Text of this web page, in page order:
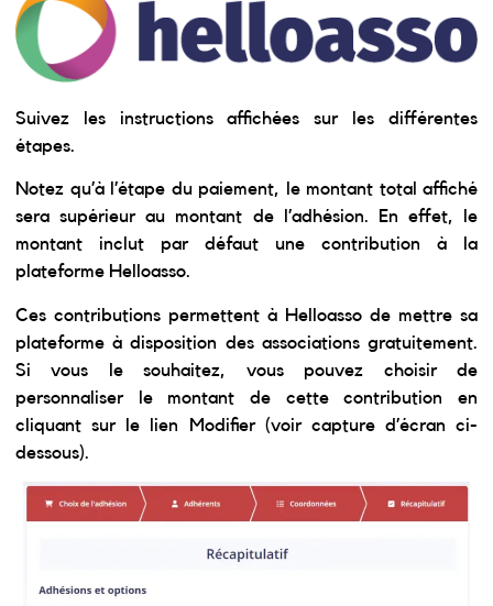
Suivez les instructions affichées sur les différentes
étapes.
Notez qu’à l’étape du paiement, le montant total affiché
sera supérieur au montant de l’adhésion. En effet, le
montant inclut par défaut une contribution à la
plateforme Helloasso.
Ces contributions permettent à Helloasso de mettre sa
plateforme à disposition des associations gratuitement.
Si vous le souhaitez, vous pouvez choisir de
personnaliser le montant de cette contribution en
cliquant sur le lien Modifier (voir capture d’écran ci-
dessous).